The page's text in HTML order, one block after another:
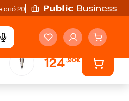
από 20'
124,90€
€